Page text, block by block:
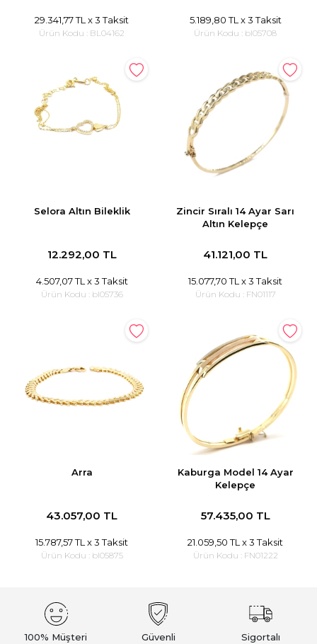
29.341,77 TL x 3 Taksit
Ürün Kodu : BL04162
5.189,80 TL x 3 Taksit
Ürün Kodu : bl05708
Selora Altın Bileklik
12.292,00 TL
4.507,07 TL x 3 Taksit
Ürün Kodu : bl05736
Zincir Sıralı 14 Ayar Sarı
Altın Kelepçe
41.121,00 TL
15.077,70 TL x 3 Taksit
Ürün Kodu : FN01117
Arra
43.057,00 TL
15.787,57 TL x 3 Taksit
Ürün Kodu : bl05875
Kaburga Model 14 Ayar
Kelepçe
57.435,00 TL
21.059,50 TL x 3 Taksit
Ürün Kodu : FN01222
100% Müşteri
Güvenli
Sigortalı